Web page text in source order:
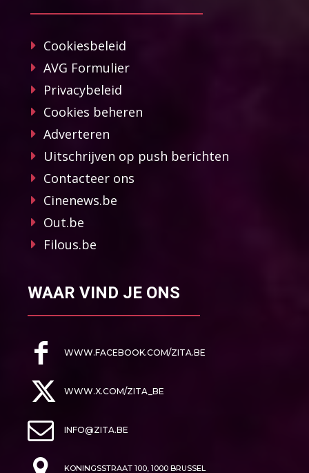
Cookiesbeleid
AVG Formulier
Privacybeleid
Cookies beheren
Adverteren
Uitschrijven op push berichten
Contacteer ons
Cinenews.be
Out.be
Filous.be
WAAR VIND JE ONS
WWW.FACEBOOK.COM/ZITA.BE
WWW.X.COM/ZITA_BE
INFO@ZITA.BE
KONINGSSTRAAT 100, 1000 BRUSSEL